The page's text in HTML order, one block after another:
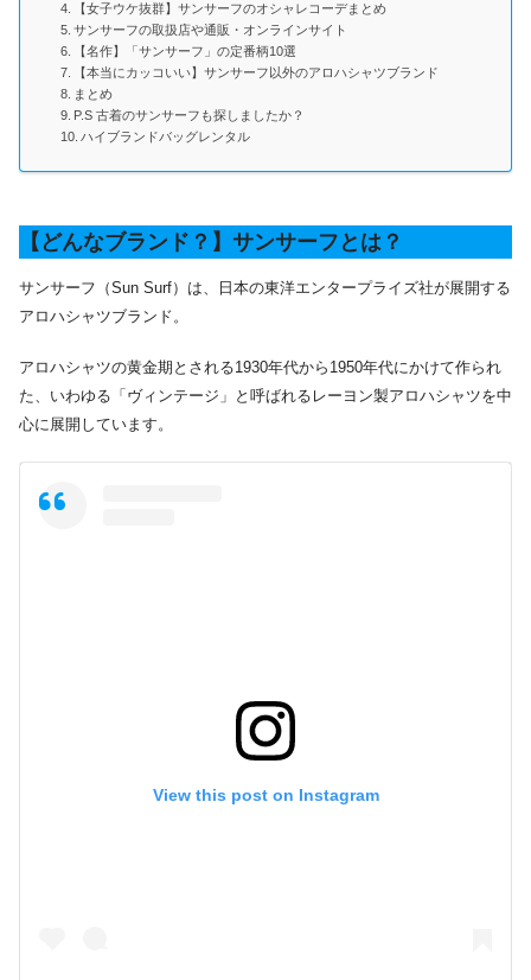
【女子ウケ抜群】サンサーフのオシャレコーデまとめ
サンサーフの取扱店や通販・オンラインサイト
【名作】「サンサーフ」の定番柄10選
【本当にカッコいい】サンサーフ以外のアロハシャツブランド
まとめ
P.S 古着のサンサーフも探しましたか？
ハイブランドバッグレンタル
【どんなブランド？】サンサーフとは？
サンサーフ（Sun Surf）は、日本の東洋エンタープライズ社が展開する
アロハシャツブランド。
アロハシャツの黄金期とされる1930年代から1950年代にかけて作られ
た、いわゆる「ヴィンテージ」と呼ばれるレーヨン製アロハシャツを中
心に展開しています。
View this post on Instagram